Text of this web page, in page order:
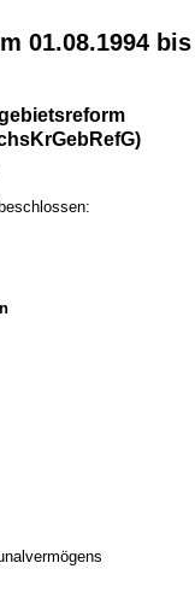
01.08.1994 bis